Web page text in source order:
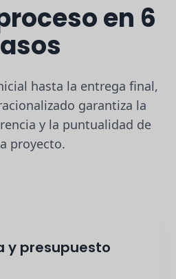
en 6
hasta la entrega final,
garantiza la
y la puntualidad de
proyecto.
y presupuesto